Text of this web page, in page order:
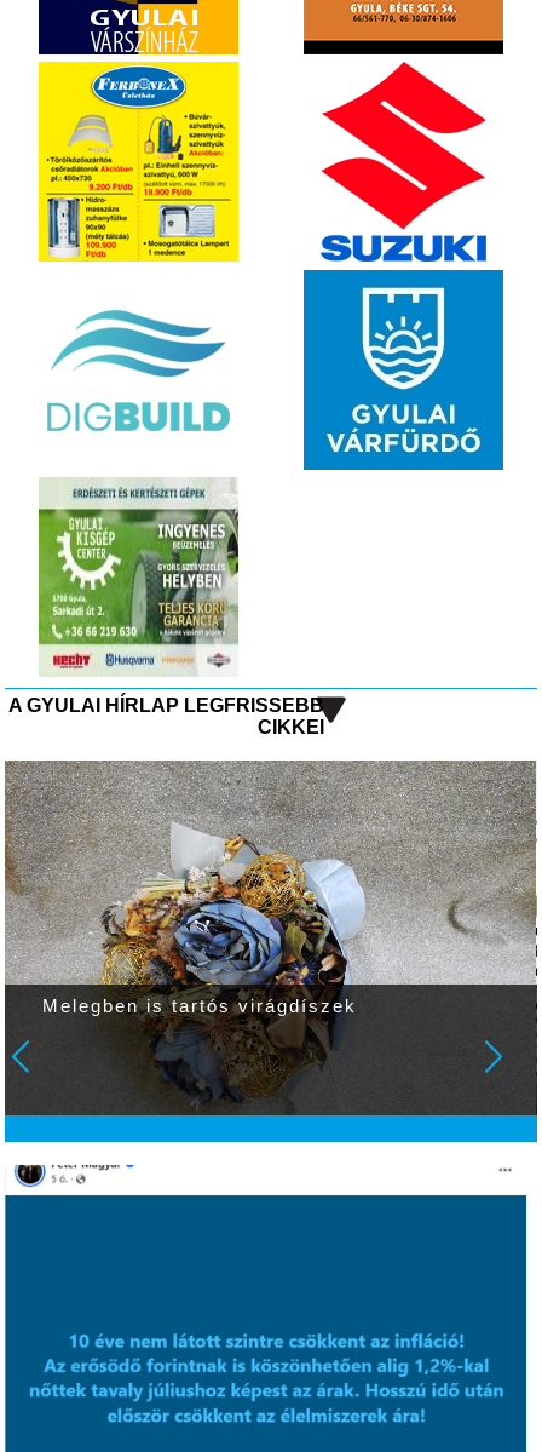
A GYULAI HÍRLAP LEGFRISSEBB
CIKKEI
Ezt már a gépek sem bírják!